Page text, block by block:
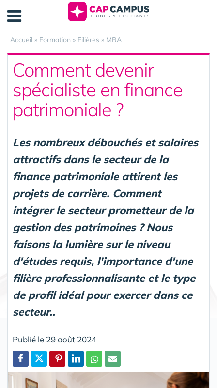
Accueil » Formation » Filières » MBA
Comment devenir
spécialiste en finance
patrimoniale ?
Les nombreux débouchés et salaires
attractifs dans le secteur de la
finance patrimoniale attirent les
projets de carrière. Comment
intégrer le secteur prometteur de la
gestion des patrimoines ? Nous
faisons la lumière sur le niveau
d'études requis, l'importance d'une
filière professionnalisante et le type
de profil idéal pour exercer dans ce
secteur..
Publié le 29 août 2024
Partager
Panneau de gestion des cookies